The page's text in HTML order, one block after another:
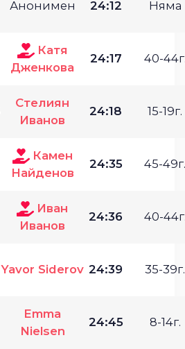
Анонимен 24:12 Няма
Катя
Дженкова
24:17 40-
Стелиян
Иванов
24:18 15-19г.
Камен
Найденов
24:35 45-49г.
Иван
Иванов
24:36 40-
Yavor Siderov 24:39 35-39г.
Emma
Nielsen
24:45 8-14г.